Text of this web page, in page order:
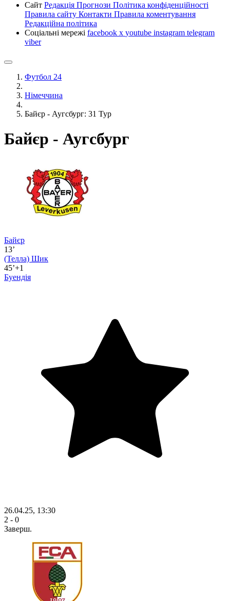
Сайт Редакція Прогнози Політика конфіденційності
Правила сайту Контакти Правила коментування
Редакційна політика
Соціальні мережі facebook x youtube instagram telegram
viber
Футбол 24
Німеччина
Байєр - Аугсбург: 31 Тур
Байєр - Аугсбург
Байєр
13’
(Телла) Шик
45’+1
Буендія
26.04.25, 13:30
2 - 0
Заверш.